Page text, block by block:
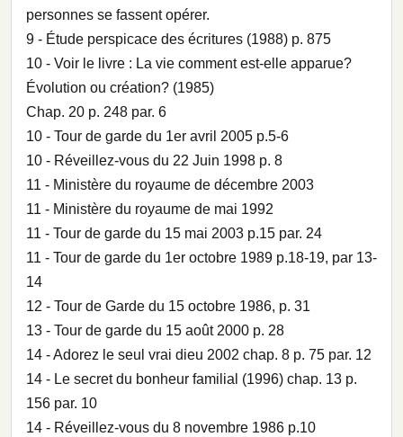
personnes se fassent opérer.
9 - Étude perspicace des écritures (1988) p. 875
10 - Voir le livre : La vie comment est-elle apparue?
Évolution ou création? (1985)
Chap. 20 p. 248 par. 6
10 - Tour de garde du 1er avril 2005 p.5-6
10 - Réveillez-vous du 22 Juin 1998 p. 8
11 - Ministère du royaume de décembre 2003
11 - Ministère du royaume de mai 1992
11 - Tour de garde du 15 mai 2003 p.15 par. 24
11 - Tour de garde du 1er octobre 1989 p.18-19, par 13-
14
12 - Tour de Garde du 15 octobre 1986, p. 31
13 - Tour de garde du 15 août 2000 p. 28
14 - Adorez le seul vrai dieu 2002 chap. 8 p. 75 par. 12
14 - Le secret du bonheur familial (1996) chap. 13 p.
156 par. 10
14 - Réveillez-vous du 8 novembre 1986 p.10